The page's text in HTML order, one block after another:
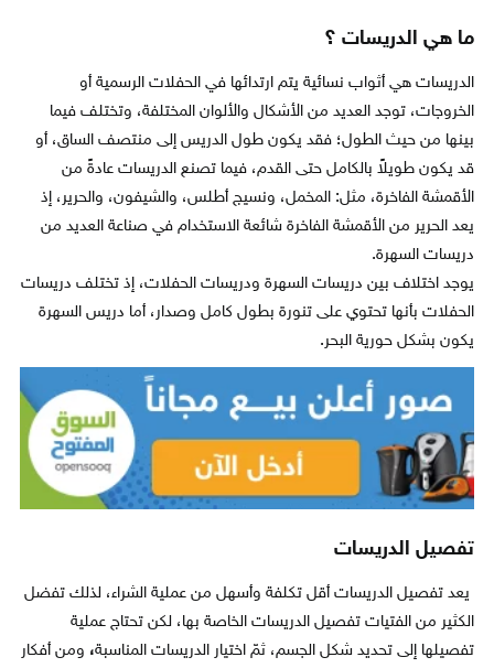
ما هي الدريسات ؟
الدريسات هي أثواب نسائية يتم ارتدائها في الحفلات الرسمية أو
الخروجات، توجد العديد من الأشكال والألوان المختلفة، وتختلف فيما
بينها من حيث الطول؛ فقد يكون طول الدريس إلى منتصف الساق، أو
قد يكون طويلاً بالكامل حتى القدم، فيما تصنع الدريسات عادةً من
الأقمشة الفاخرة، مثل: المخمل، ونسيج أطلس، والشيفون، والحرير، إذ
يعد الحرير من الأقمشة الفاخرة شائعة الاستخدام في صناعة العديد من
دريسات السهرة.
يوجد اختلاف بين دريسات السهرة ودريسات الحفلات، إذ تختلف دريسات
الحفلات بأنها تحتوي على تنورة بطول كامل وصدار، أما دريس السهرة
يكون بشكل حورية البحر.
تفصيل الدريسات
يعد تفصيل الدريسات أقل تكلفة وأسهل من عملية الشراء، لذلك تفضل
الكثير من الفتيات تفصيل الدريسات الخاصة بها، لكن تحتاج عملية
تفصيلها إلى تحديد شكل الجسم، ثمّ اختيار الدريسات المناسبة، ومن أفكار